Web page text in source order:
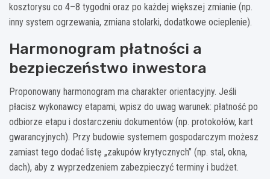
kosztorysu co 4–8 tygodni oraz po każdej większej zmianie (np.
inny system ogrzewania, zmiana stolarki, dodatkowe ocieplenie).
Harmonogram płatności a
bezpieczeństwo inwestora
Proponowany harmonogram ma charakter orientacyjny. Jeśli
płacisz wykonawcy etapami, wpisz do uwag warunek: płatność po
odbiorze etapu i dostarczeniu dokumentów (np. protokołów, kart
gwarancyjnych). Przy budowie systemem gospodarczym możesz
zamiast tego dodać listę „zakupów krytycznych” (np. stal, okna,
dach), aby z wyprzedzeniem zabezpieczyć terminy i budżet.